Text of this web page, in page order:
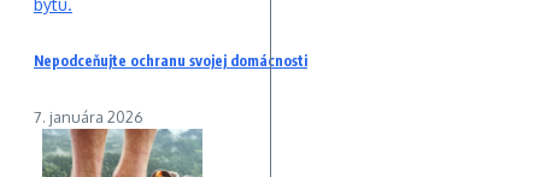
Nepodceňujte ochranu svojej domácnosti
7. januára 2026